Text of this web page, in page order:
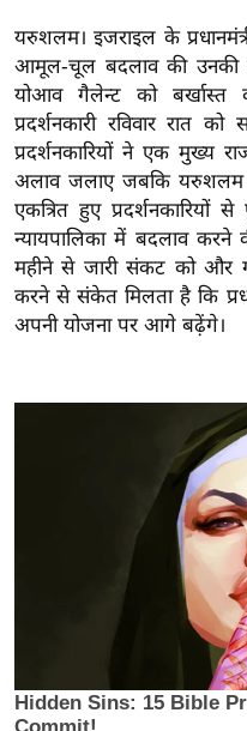
त
वि
शे
ष
ज्ञ
रा
य
ब
ज
ट
2
6
यरुशलम। इजराइल के
आमूल-चूल बदलाव की उनकी
योआव गैलेन्ट को बर्खास्त
प्रदर्शनकारी रविवार
प्रदर्शनकारियों ने एक मुख्य
अलाव जलाए जबकि यरुशलम
एकत्रित हुए
न्यायपालिका में बदलाव
महीने से जारी संकट को और
करने से संकेत मिलता है कि
अपनी योजना पर आगे बढ़ेंगे।